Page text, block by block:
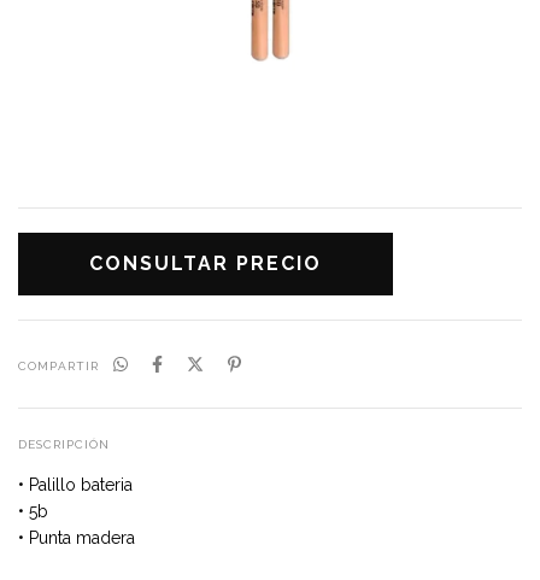
COMPARTIR
DESCRIPCIÓN
• Palillo bateria
• 5b
• Punta madera